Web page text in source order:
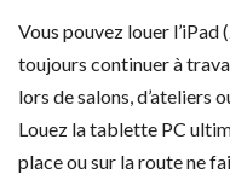
Vous pouvez louer
toujours continuer à
lors de salons, d’ateliers
Louez la tablette PC
place ou sur la route ne